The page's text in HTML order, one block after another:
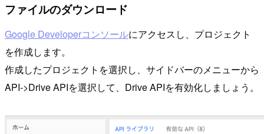
ファイルのダウンロード
Google Developerコンソールにアクセスし、プロジェクト
を作成します。
作成したプロジェクトを選択し、サイドバーのメニューから
API->Drive APIを選択して、Drive APIを有効化しましょう。